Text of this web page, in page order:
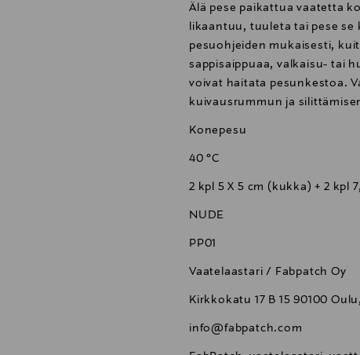
Älä pese paikattua vaatetta
likaantuu, tuuleta tai pese se
pesuohjeiden mukaisesti,
sappisaippuaa, valkaisu- tai
voivat haitata pesunkestoa.
kuivausrummun ja
Konepesu
40 °C
2 kpl 5 X 5 cm (kukka) + 2 kpl
NUDE
PP01
Vaatelaastari / Fabpatch Oy
Kirkkokatu 17 B 15 90100
info@fabpatch.com